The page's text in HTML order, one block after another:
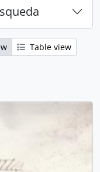
Table view